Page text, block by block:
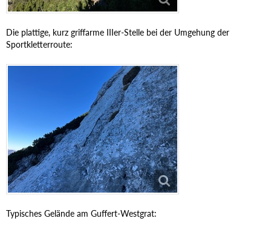
Die plattige, kurz griffarme IIIer-Stelle bei der Umgehung der
Sportkletterroute:
Typisches Gelände am Guffert-Westgrat: